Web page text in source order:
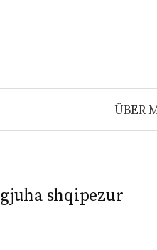
ÜBER
gjuha shqipezur